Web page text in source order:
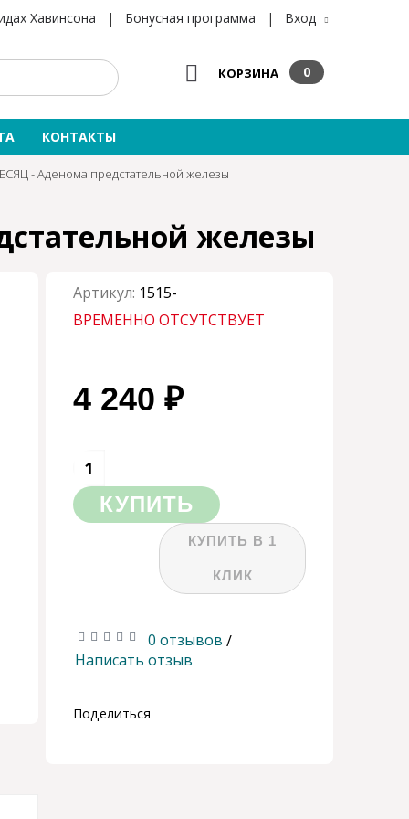
Хавинсона | Бонусная программа | Вход
КОНТАКТЫ
КОРЗИНА 0
- Аденома предстательной железы
железы
Артикул: 1515-
ВРЕМЕННО ОТСУТСТВУЕТ
4 240 ₽
КУПИТЬ
КУПИТЬ В 1
КЛИК
0 отзывов /
Написать отзыв
Поделиться